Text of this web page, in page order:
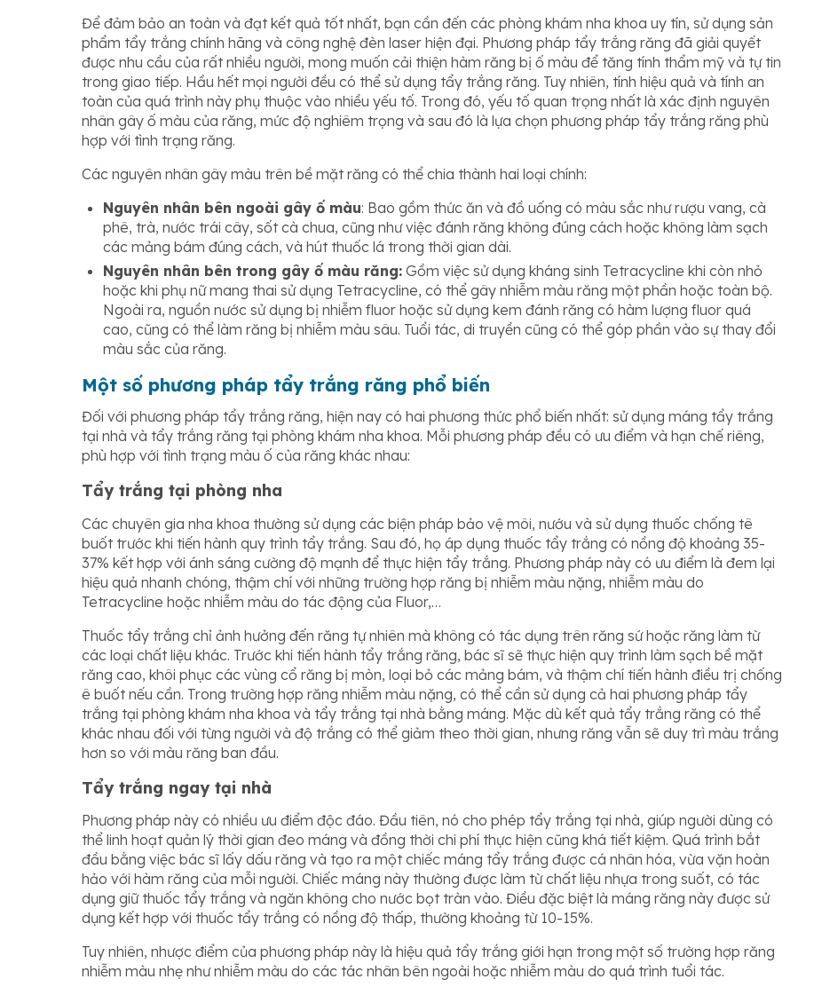
Để đảm bảo an toàn và đạt kết quả tốt nhất, bạn cần đến các phòng khám nha khoa uy tín, sử dụng sản
phẩm tẩy trắng chính hãng và công nghệ đèn laser hiện đại. Phương pháp tẩy trắng răng đã giải quyết
được nhu cầu của rất nhiều người, mong muốn cải thiện hàm răng bị ố màu để tăng tính thẩm mỹ và tự tin
trong giao tiếp. Hầu hết mọi người đều có thể sử dụng tẩy trắng răng. Tuy nhiên, tính hiệu quả và tính an
toàn của quá trình này phụ thuộc vào nhiều yếu tố. Trong đó, yếu tố quan trọng nhất là xác định nguyên
nhân gây ố màu của răng, mức độ nghiêm trọng và sau đó là lựa chọn phương pháp tẩy trắng răng phù
hợp với tình trạng răng.
Các nguyên nhân gây màu trên bề mặt răng có thể chia thành hai loại chính:
Nguyên nhân bên ngoài gây ố màu: Bao gồm thức ăn và đồ uống có màu sắc như rượu vang, cà
phê, trà, nước trái cây, sốt cà chua, cũng như việc đánh răng không đúng cách hoặc không làm sạch
các mảng bám đúng cách, và hút thuốc lá trong thời gian dài.
Nguyên nhân bên trong gây ố màu răng: Gồm việc sử dụng kháng sinh Tetracycline khi còn nhỏ
hoặc khi phụ nữ mang thai sử dụng Tetracycline, có thể gây nhiễm màu răng một phần hoặc toàn bộ.
Ngoài ra, nguồn nước sử dụng bị nhiễm fluor hoặc sử dụng kem đánh răng có hàm lượng fluor quá
cao, cũng có thể làm răng bị nhiễm màu sâu. Tuổi tác, di truyền cũng có thể góp phần vào sự thay đổi
màu sắc của răng.
Một số phương pháp tẩy trắng răng phổ biến
Đối với phương pháp tẩy trắng răng, hiện nay có hai phương thức phổ biến nhất: sử dụng máng tẩy trắng
tại nhà và tẩy trắng răng tại phòng khám nha khoa. Mỗi phương pháp đều có ưu điểm và hạn chế riêng,
phù hợp với tình trạng màu ố của răng khác nhau:
Tẩy trắng tại phòng nha
Các chuyên gia nha khoa thường sử dụng các biện pháp bảo vệ môi, nướu và sử dụng thuốc chống tê
buốt trước khi tiến hành quy trình tẩy trắng. Sau đó, họ áp dụng thuốc tẩy trắng có nồng độ khoảng 35-
37% kết hợp với ánh sáng cường độ mạnh để thực hiện tẩy trắng. Phương pháp này có ưu điểm là đem lại
hiệu quả nhanh chóng, thậm chí với những trường hợp răng bị nhiễm màu nặng, nhiễm màu do
Tetracycline hoặc nhiễm màu do tác động của Fluor,…
Thuốc tẩy trắng chỉ ảnh hưởng đến răng tự nhiên mà không có tác dụng trên răng sứ hoặc răng làm từ
các loại chất liệu khác. Trước khi tiến hành tẩy trắng răng, bác sĩ sẽ thực hiện quy trình làm sạch bề mặt
răng cao, khôi phục các vùng cổ răng bị mòn, loại bỏ các mảng bám, và thậm chí tiến hành điều trị chống
ê buốt nếu cần. Trong trường hợp răng nhiễm màu nặng, có thể cần sử dụng cả hai phương pháp tẩy
trắng tại phòng khám nha khoa và tẩy trắng tại nhà bằng máng. Mặc dù kết quả tẩy trắng răng có thể
khác nhau đối với từng người và độ trắng có thể giảm theo thời gian, nhưng răng vẫn sẽ duy trì màu trắng
hơn so với màu răng ban đầu.
Tẩy trắng ngay tại nhà
Phương pháp này có nhiều ưu điểm độc đáo. Đầu tiên, nó cho phép tẩy trắng tại nhà, giúp người dùng có
thể linh hoạt quản lý thời gian đeo máng và đồng thời chi phí thực hiện cũng khá tiết kiệm. Quá trình bắt
đầu bằng việc bác sĩ lấy dấu răng và tạo ra một chiếc máng tẩy trắng được cá nhân hóa, vừa vặn hoàn
hảo với hàm răng của mỗi người. Chiếc máng này thường được làm từ chất liệu nhựa trong suốt, có tác
dụng giữ thuốc tẩy trắng và ngăn không cho nước bọt tràn vào. Điều đặc biệt là máng răng này được sử
dụng kết hợp với thuốc tẩy trắng có nồng độ thấp, thường khoảng từ 10-15%.
Tuy nhiên, nhược điểm của phương pháp này là hiệu quả tẩy trắng giới hạn trong một số trường hợp răng
nhiễm màu nhẹ như nhiễm màu do các tác nhân bên ngoài hoặc nhiễm màu do quá trình tuổi tác.